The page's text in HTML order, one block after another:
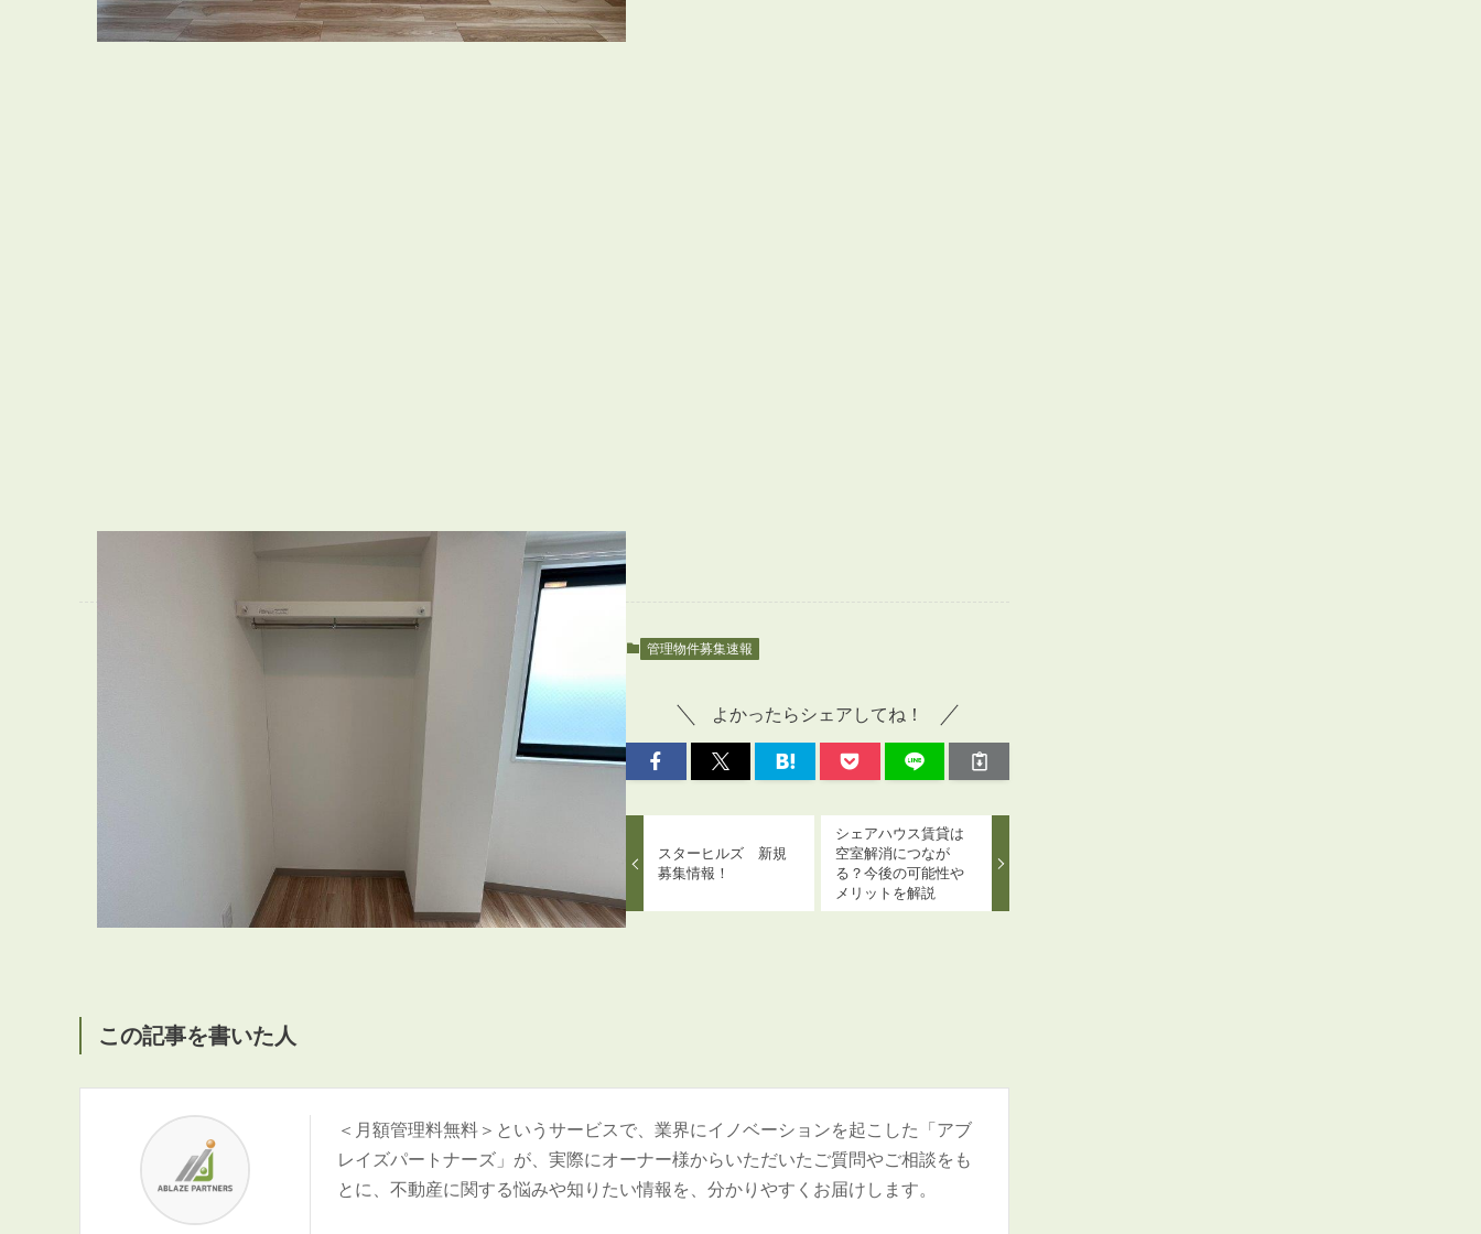
管理物件募集速報
よかったらシェアしてね！
スターヒルズ 新規
募集情報！
シェアハウス賃貸は
空室解消につなが
る？今後の可能性や
メリットを解説
この記事を書いた人
＜月額管理料無料＞というサービスで、業界にイノベーションを起こした「アブ
レイズパートナーズ」が、実際にオーナー様からいただいたご質問やご相談をも
とに、不動産に関する悩みや知りたい情報を、分かりやすくお届けします。